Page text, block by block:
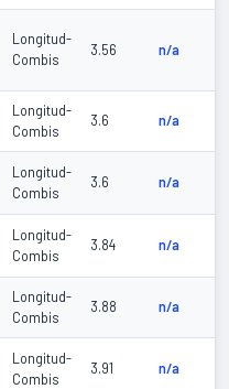
Longitud-
Combis
3.56 n/a
Longitud-
Combis
3.6 n/a
Longitud-
Combis
3.6 n/a
Longitud-
Combis
3.84 n/a
Longitud-
Combis
3.88 n/a
Longitud-
Combis
3.91 n/a